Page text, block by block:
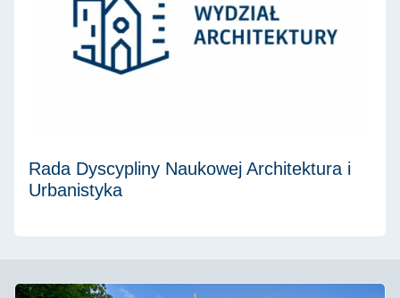
Rada Dyscypliny Naukowej Architektura i
Urbanistyka